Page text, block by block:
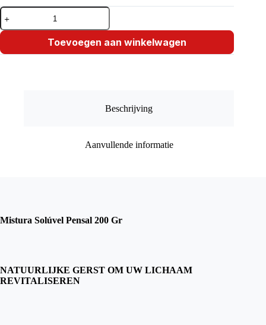
Mistura
Solúvel
Pensal
Gr
Toevoegen aan winkelwagen
Beschrijving
Aanvullende informatie
Mistura Solúvel Pensal 200 Gr
NATUURLIJKE GERST OM UW LICHAAM
REVITALISEREN